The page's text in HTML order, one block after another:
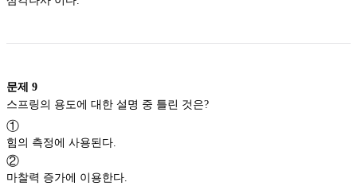
문제 9
①
힘의 측정에 사용된다.
②
마찰력 증가에 이용한다.